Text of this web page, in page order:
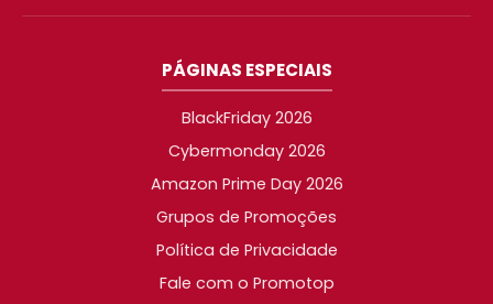
PÁGINAS ESPECIAIS
BlackFriday 2026
Cybermonday 2026
Amazon Prime Day 2026
Grupos de Promoções
Política de Privacidade
Fale com o Promotop